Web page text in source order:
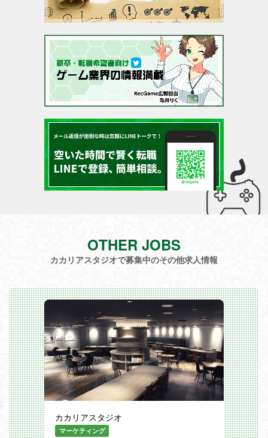
OTHER JOBS
カカリアスタジオで募集中のその他求人情報
カカリアスタジオ
マーケティング